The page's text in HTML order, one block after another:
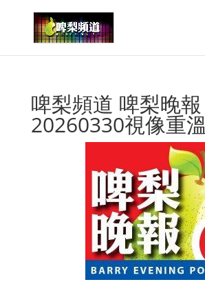
啤梨頻道 啤梨晚報
20260330視像重溫